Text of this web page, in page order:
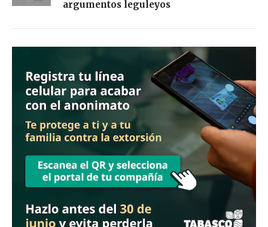
argumentos leguleyos